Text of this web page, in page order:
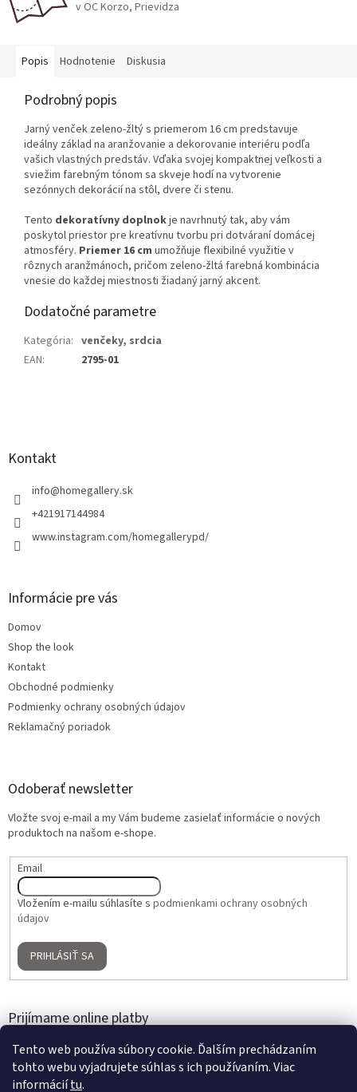
Tento web používa súbory cookie. Ďalším prechádzaním
tohto webu vyjadrujete súhlas s ich používaním. Viac
informáciítu.
v OC Korzo, Prievidza
Popis Hodnotenie Diskusia
Podrobný popis
Jarný venček zeleno-žltý s priemerom 16 cm predstavuje
ideálny základ na aranžovanie a dekorovanie interiéru podľa
vašich vlastných predstáv. Vďaka svojej kompaktnej veľkosti a
sviežim farebným tónom sa skveje hodí na vytvorenie
sezónnych dekorácií na stôl, dvere či stenu.
Tento dekoratívny doplnokje navrhnutý tak, aby vám
poskytol priestor pre kreatívnu tvorbu pri dotváraní domácej
atmosféry. Priemer 16 cm umožňuje flexibilné využitie v
rôznych aranžmánoch, pričom zeleno-žltá farebná kombinácia
vnesie do každej miestnosti žiadaný jarný akcent.
Dodatočné parametre
Kategória: venčeky, srdcia
EAN: 2795-01
Kontakt
info@homegallery.sk
+421917144984
www.instagram.com/homegallerypd/
Informácie pre vás
Domov
Shop the look
Kontakt
Obchodné podmienky
Podmienky ochrany osobných údajov
Reklamačný poriadok
Odoberať newsletter
Vložte svoj e-mail a my Vám budeme zasielať informácie o nových
produktoch na našom e-shope.
Email
Vložením e-mailu súhlasíte s podmienkami ochrany osobných
údajov
PRIHLÁSIŤ SA
Prijímame online platby